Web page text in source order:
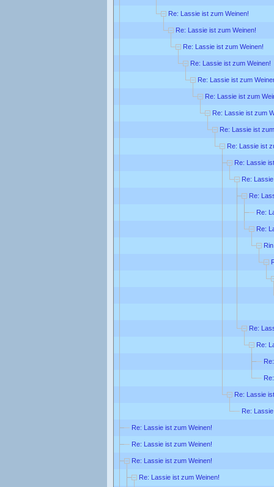
Re: Lassie ist zum Weinen!
Re: Lassie ist zum Weinen!
Re: Lassie ist zum Weinen!
Re: Lassie ist zum Weinen!
Re: Lassie ist zum
Re: Lassie ist zum
Re: Lassie ist zum
Re: Lassie ist
Re: Lassie ist
Re: Lassie
Re:
Re:
Re:
Re:
Re:
Re:
Re: Lassie
Re:
Re: Lassie ist zum Weinen!
Re: Lassie ist zum Weinen!
Re: Lassie ist zum Weinen!
Re: Lassie ist zum Weinen!